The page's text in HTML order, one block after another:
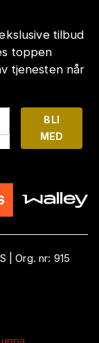
tilbud
toppen
tjenesten når
BLI
MED
|Org. nr: 915